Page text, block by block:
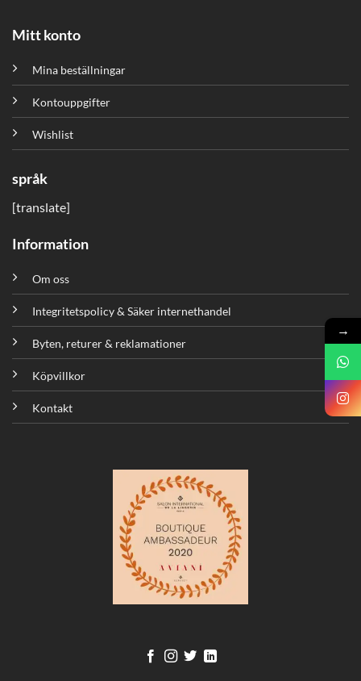
Mitt konto
Mina beställningar
Kontouppgifter
Wishlist
språk
[translate]
Information
Om oss
Integritetspolicy & Säker internethandel
Byten, returer & reklamationer
Köpvillkor
Kontakt
→